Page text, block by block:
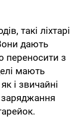
такі ліхтарі
дають
переносити з
мають
і звичайні
заряджання